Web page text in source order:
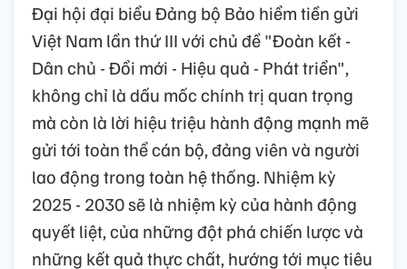
Đại hội đại biểu Đảng bộ Bảo hiểm tiền gửi
Việt Nam lần thứ III với chủ đề "Đoàn kết -
Dân chủ - Đổi mới - Hiệu quả - Phát triển",
không chỉ là dấu mốc chính trị quan trọng
mà còn là lời hiệu triệu hành động mạnh mẽ
gửi tới toàn thể cán bộ, đảng viên và người
lao động trong toàn hệ thống. Nhiệm kỳ
2025 - 2030 sẽ là nhiệm kỳ của hành động
quyết liệt, của những đột phá chiến lược và
những kết quả thực chất, hướng tới mục tiêu